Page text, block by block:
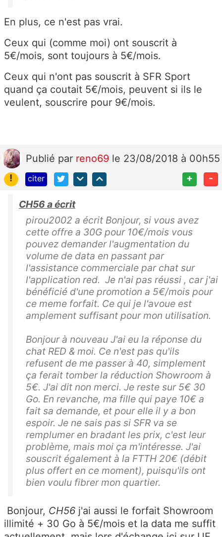
En plus, ce n'est pas vrai.
Ceux qui (comme moi) ont souscrit à
5€/mois, sont toujours à 5€/mois.
Ceux qui n'ont pas souscrit à SFR Sport
quand ça coutait 5€/mois, peuvent si ils le
veulent, souscrire pour 9€/mois.
Publié par reno69 le 23/08/2018 à 00h55
!
citer + -
CH56 a écrit
pirou2002 a écrit Bonjour, si vous avez
cette offre a 30G pour 10€/mois vous
pouvez demander l'augmentation du
volume de data en passant par
l'assistance commerciale par chat sur
l'application red. Je n'ai pas réussi , car j'ai
bénéficié d'une promotion a 5€/mois pour
ce meme forfait. Ce qui je l'avoue est
amplement suffisant pour mon utilisation.
Bonjour à nouveau J'ai eu la réponse du
chat RED & moi. Ce n'est pas qu'ils
refusent de me passer à 40, simplement
ça ferait tomber la réduction Showroom à
5€. J'ai dit non merci. Je reste sur 5€ 30
Go. En revanche, ma fille qui paye 10€ a
fait sa demande, et pour elle il y a bon
espoir. Je ne sais pas si SFR va se
remplumer en bradant les prix, c'est leur
problème, mais moi ça m'intéresse. J'ai
souscrit également à la FTTH 20€ (débit
plus offert en ce moment), puisqu'ils ont
bien voulu fibrer mon quartier.
Bonjour, CH56 j'ai aussi le forfait Showroom
illimité + 30 Go à 5€/mois et la data me suffit